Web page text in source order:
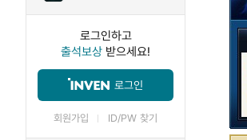
로그인하고
출석보상 받으세요!
로그인
회원가입 ID/PW 찾기